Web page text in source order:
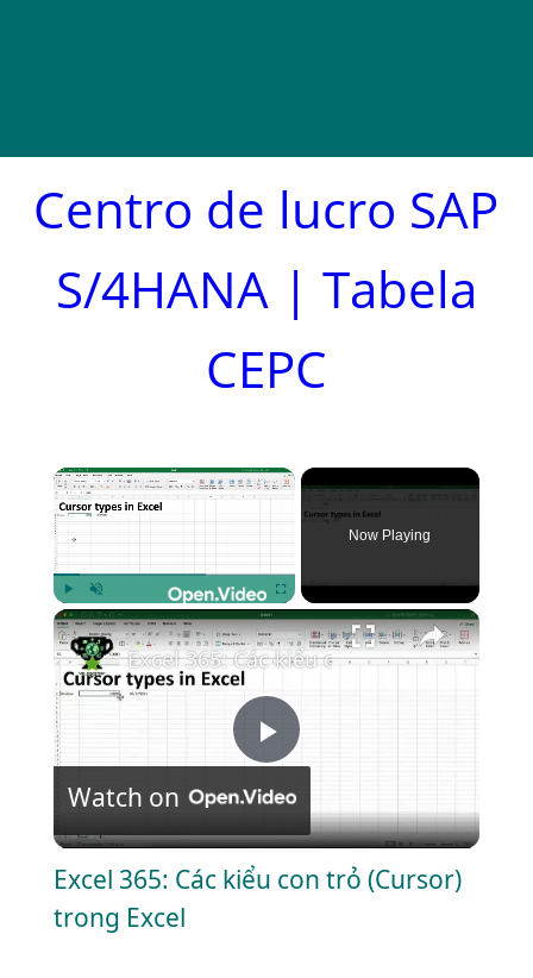
Centro de lucro SAP
S/4HANA | Tabela
CEPC
×
Play Unmute Fullscreen
Now Playing
×
P
l
Excel 365: Các kiểu con trỏ (Cursor)
Watch on
Excel 365: Các kiểu con trỏ (Cursor)
trong Excel